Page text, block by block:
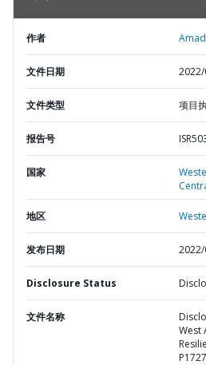
作者
文件日期
文件类型 项目
报告号
国家
地区
发布日期
Disclosure Status
文件名称
West